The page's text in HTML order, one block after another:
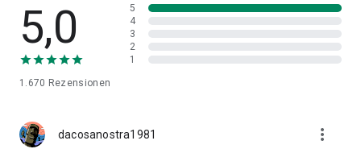
5,0
1.670 Rezensionen
5
4
3
2
1
dacosanostra1981 more_vert